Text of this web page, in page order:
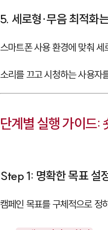
5. 세로형·무음 최적화
스마트폰 사용 환경에 맞춰
소리를 끄고 시청하는 사용자
단계별 실행 가이드:
Step 1: 명확한 목표 설
캠페인 목표를 구체적으로 정